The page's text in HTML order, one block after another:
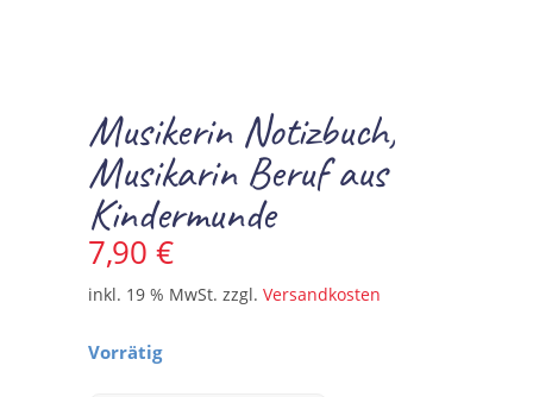
Musikerin Notizbuch,
Musikarin Beruf aus
Kindermunde
7,90 €
inkl. 19 % MwSt. zzgl. Versandkosten
Vorrätig